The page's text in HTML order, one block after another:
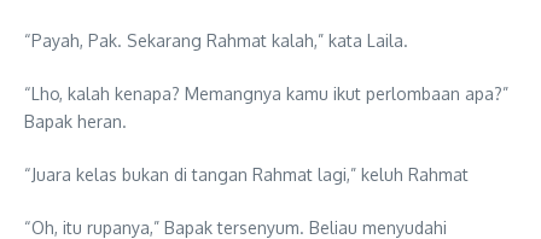
“Payah, Pak. Sekarang Rahmat kalah,” kata Laila.
“Lho, kalah kenapa? Memangnya kamu ikut perlombaan apa?”
Bapak heran.
“Juara kelas bukan di tangan Rahmat lagi,” keluh Rahmat
“Oh, itu rupanya,” Bapak tersenyum. Beliau menyudahi